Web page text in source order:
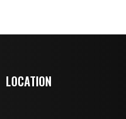
LOCATION